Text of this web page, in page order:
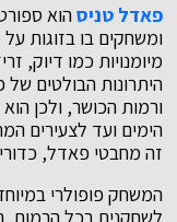
פאדל טניסהוא
ומשחקים בו בזוגות
מיומנויות כמו דיוק,
היתרונות הבולטים
ורמות הכושר, ולכן
הימים ועד לצעירים
זה מחבטי פאדל,
המשחק פופולרי